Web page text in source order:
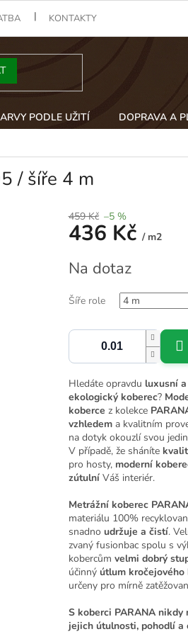
KONTAKTY
PODLE UŽITÍ DOPRAVA A
/ šíře 4 m
459 Kč –5 %
436 Kč / m2
cena:
Na dotaz
Šíře role
Hledáte opravdu luxusní
ekologický koberec?
koberce z kolekce
vzhledem a kvalitním
na dotyk okouzlí svou
V případě, že sháníte
pro hosty, moderní
zútulní Váš interiér.
Metrážní koberec
materiálu 100%
snadno udržuje a čistí.
zvaný fusionbac spolu s
kobercům velmi dobrý
účinný útlum kročejového
určeny pro mírně
S koberci PARANA
jejich útulnosti, pohodlí a